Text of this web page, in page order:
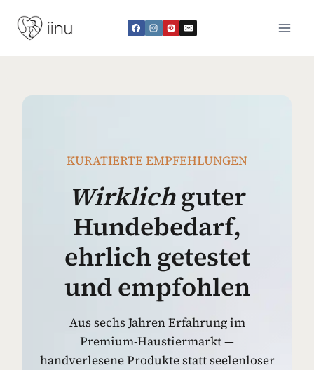
Inhalt
springen
KURATIERTE EMPFEHLUNGEN
Wirklichguter
Hundebedarf,
ehrlich getestet
und empfohlen
Aus sechs Jahren Erfahrung im
Premium-Haustiermarkt —
handverlesene Produkte statt seelenloser